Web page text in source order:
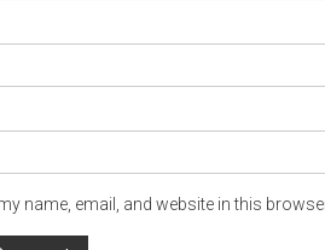
name, email, and website in this